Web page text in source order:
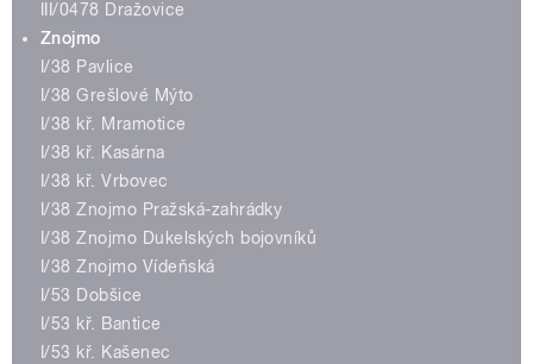
III/0478 Dražovice
Znojmo
I/38 Pavlice
I/38 Grešlové Mýto
I/38 kř. Mramotice
I/38 kř. Kasárna
I/38 kř. Vrbovec
I/38 Znojmo Pražská-zahrádky
I/38 Znojmo Dukelských bojovníků
I/38 Znojmo Vídeňská
I/53 Dobšice
I/53 kř. Bantice
I/53 kř. Kašenec